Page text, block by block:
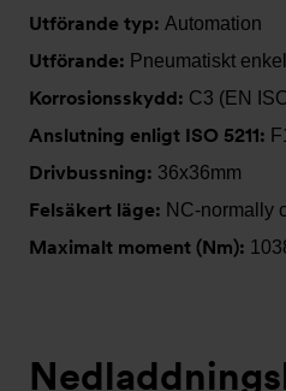
Utförande typ: Automation
Utförande: Pneumatiskt
Korrosionsskydd: C3 (EN
Anslutning enligt ISO 5211:
Drivbussning: 36x36mm
Felsäkert läge: NC-normally
Maximalt moment (Nm):